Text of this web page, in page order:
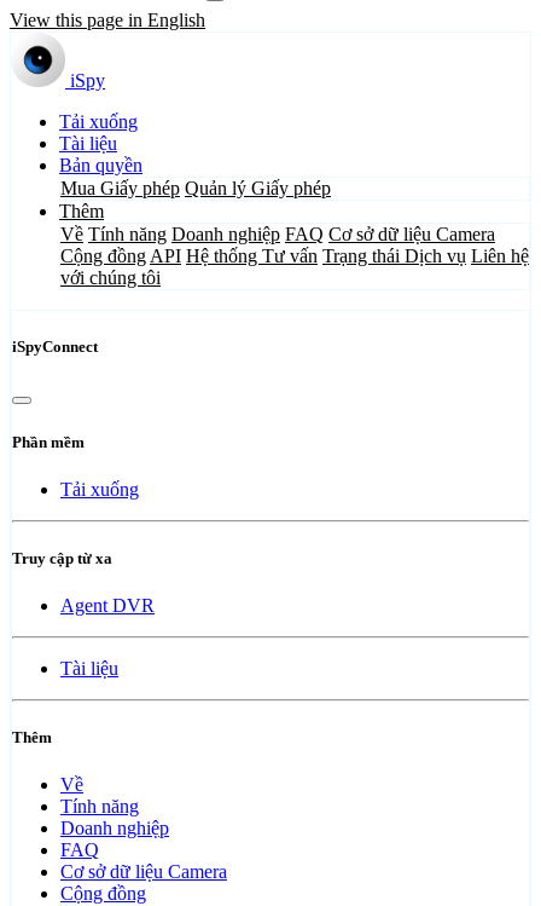
View this page in English
iSpy
Tải xuống
Tài liệu
Bản quyền
Mua Giấy phép Quản lý Giấy phép
Thêm
Về Tính năng Doanh nghiệp FAQ Cơ sở dữ liệu Camera
Cộng đồng API Hệ thống Tư vấn Trạng thái Dịch vụ Liên hệ
với chúng tôi
iSpyConnect
Phần mềm
Tải xuống
Truy cập từ xa
Agent DVR
Tài liệu
Thêm
Về
Tính năng
Doanh nghiệp
FAQ
Cơ sở dữ liệu Camera
Cộng đồng